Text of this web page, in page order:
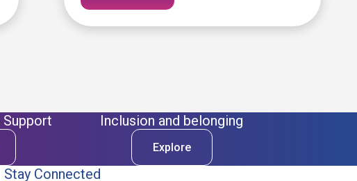
Inclusion and belonging
Explore
Stay Connected